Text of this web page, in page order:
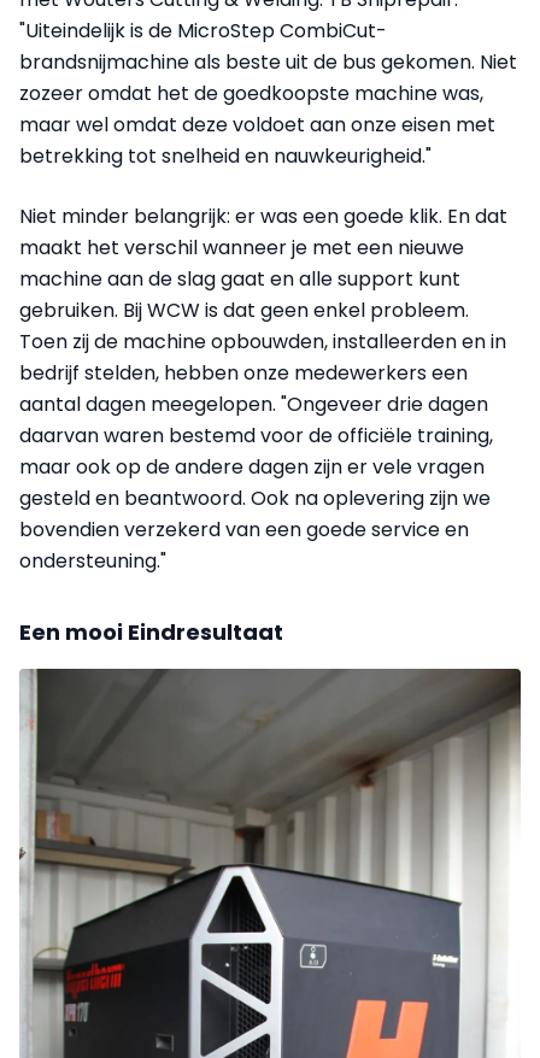
"Uiteindelijk is de MicroStep CombiCut-
brandsnijmachine als beste uit de bus gekomen. Niet
zozeer omdat het de goedkoopste machine was,
maar wel omdat deze voldoet aan onze eisen met
betrekking tot snelheid en nauwkeurigheid."
Niet minder belangrijk: er was een goede klik. En dat
maakt het verschil wanneer je met een nieuwe
machine aan de slag gaat en alle support kunt
gebruiken. Bij WCW is dat geen enkel probleem.
Toen zij de machine opbouwden, installeerden en in
bedrijf stelden, hebben onze medewerkers een
aantal dagen meegelopen. "Ongeveer drie dagen
daarvan waren bestemd voor de officiële training,
maar ook op de andere dagen zijn er vele vragen
gesteld en beantwoord. Ook na oplevering zijn we
bovendien verzekerd van een goede service en
ondersteuning."
Een mooi Eindresultaat